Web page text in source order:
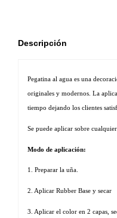
Descripción
Pegatina al agua es una
originales y modernos. La
tiempo dejando los clientes
Se puede aplicar sobre
Modo de aplicación:
1. Preparar la uña.
2. Aplicar Rubber Base y secar
3. Aplicar el color en 2 capas,